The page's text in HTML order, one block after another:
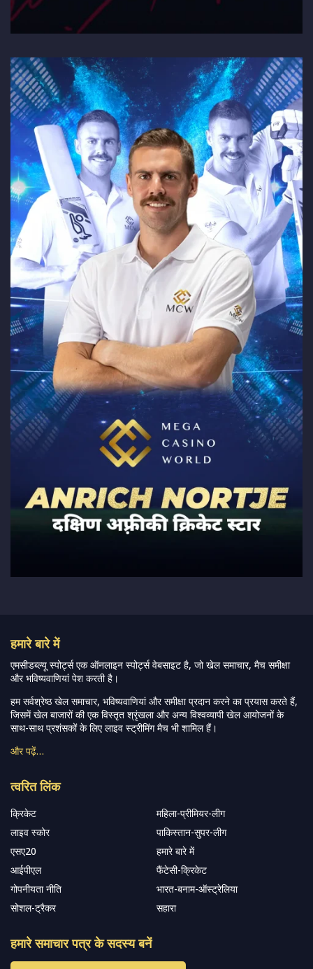
हमारे बारे में
एमसीडब्ल्यू स्पोर्ट्स एक ऑनलाइन स्पोर्ट्स वेबसाइट है, जो खेल समाचार, मैच समीक्षा
और भविष्यवाणियां पेश करती है।
हम सर्वश्रेष्ठ खेल समाचार, भविष्यवाणियां और समीक्षा प्रदान करने का प्रयास करते हैं,
जिसमें खेल बाजारों की एक विस्तृत श्रृंखला और अन्य विश्वव्यापी खेल आयोजनों के
साथ-साथ प्रशंसकों के लिए लाइव स्ट्रीमिंग मैच भी शामिल हैं।
और पढ़ें…
त्वरित लिंक
क्रिकेट
महिला-प्रीमियर-लीग
लाइव स्कोर
पाकिस्तान-सुपर-लीग
एसए20
हमारे बारे में
आईपीएल
फैंटेसी-क्रिकेट
गोपनीयता नीति
भारत-बनाम-ऑस्ट्रेलिया
सोशल-ट्रैकर
सहारा
हमारे समाचार पत्र के सदस्य बनें